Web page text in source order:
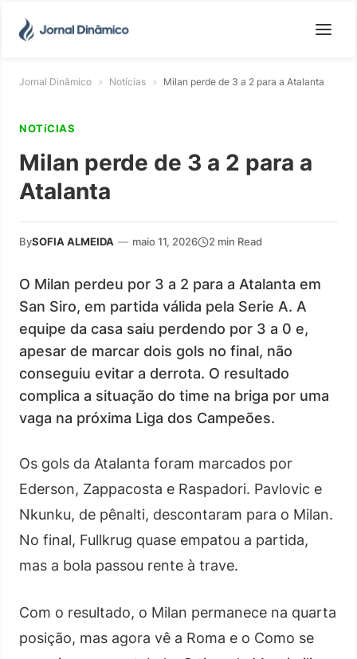
Jornal Dinâmico » Notícias » Milan perde de 3 a 2 para a Atalanta
NOTíCIAS
Milan perde de 3 a 2 para a
Atalanta
BySOFIA ALMEIDA — maio 11, 2026 2 min Read
O Milan perdeu por 3 a 2 para a Atalanta em
San Siro, em partida válida pela Serie A. A
equipe da casa saiu perdendo por 3 a 0 e,
apesar de marcar dois gols no final, não
conseguiu evitar a derrota. O resultado
complica a situação do time na briga por uma
vaga na próxima Liga dos Campeões.
Os gols da Atalanta foram marcados por
Ederson, Zappacosta e Raspadori. Pavlovic e
Nkunku, de pênalti, descontaram para o Milan.
No final, Fullkrug quase empatou a partida,
mas a bola passou rente à trave.
Com o resultado, o Milan permanece na quarta
posição, mas agora vê a Roma e o Como se